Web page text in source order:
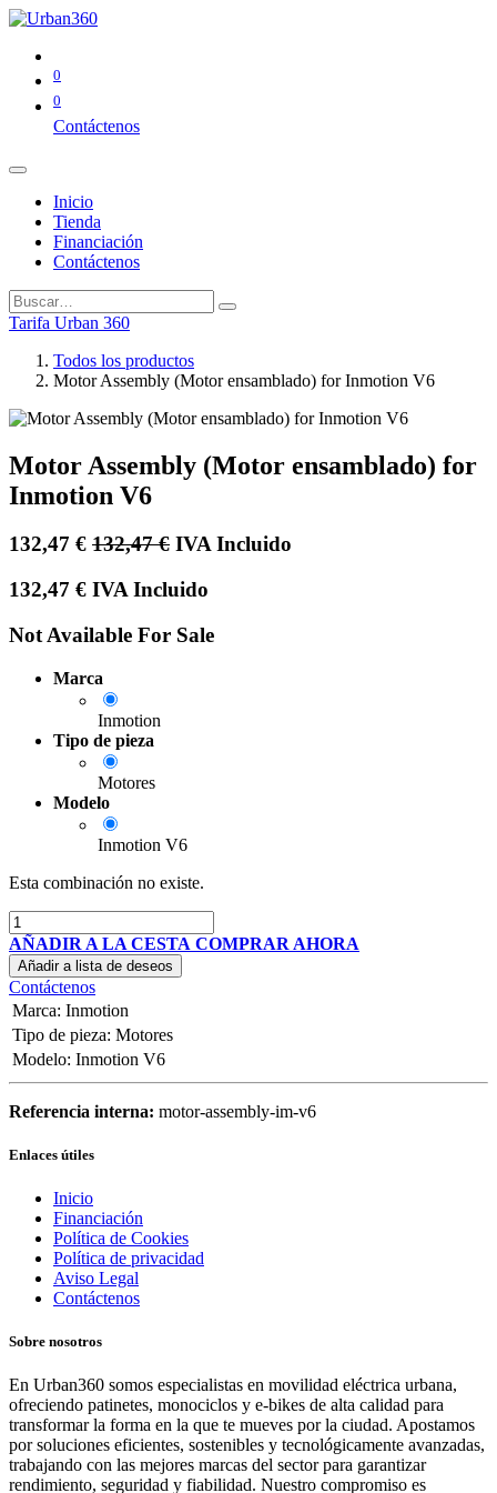
0
0
Contáctenos
Inicio
Tienda
Financiación
Contáctenos
Tarifa Urban 360
Todos los productos
Motor Assembly (Motor ensamblado) for Inmotion V6
Motor Assembly (Motor ensamblado) for
Inmotion V6
132,47 € 132,47€ IVA Incluido
132,47 € IVA Incluido
Not Available For Sale
Marca
Inmotion
Tipo de pieza
Motores
Modelo
Inmotion V6
Esta combinación no existe.
AÑADIR A LA CESTA COMPRAR AHORA
Añadir a lista de deseos
Contáctenos
Marca: Inmotion
Tipo de pieza: Motores
Modelo: Inmotion V6
Referencia interna: motor-assembly-im-v6
Enlaces útiles
Inicio
Financiación
Política de Cookies
Política de privacidad
Aviso Legal
Contáctenos
Sobre nosotros
En Urban360 somos especialistas en movilidad eléctrica urbana,
ofreciendo patinetes, monociclos y e-bikes de alta calidad para
transformar la forma en la que te mueves por la ciudad. Apostamos
por soluciones eficientes, sostenibles y tecnológicamente avanzadas,
trabajando con las mejores marcas del sector para garantizar
rendimiento, seguridad y fiabilidad. Nuestro compromiso es